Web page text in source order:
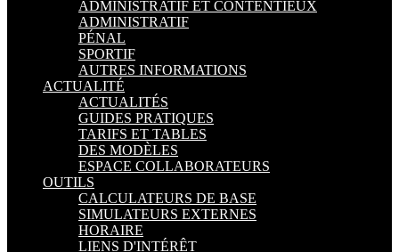
ADMINISTRATIF ET CONTENTIEUX
ADMINISTRATIF
PÉNAL
SPORTIF
AUTRES INFORMATIONS
ACTUALITÉ
ACTUALITÉS
GUIDES PRATIQUES
TARIFS ET TABLES
DES MODÈLES
ESPACE COLLABORATEURS
OUTILS
CALCULATEURS DE BASE
SIMULATEURS EXTERNES
HORAIRE
LIENS D'INTÉRÊT